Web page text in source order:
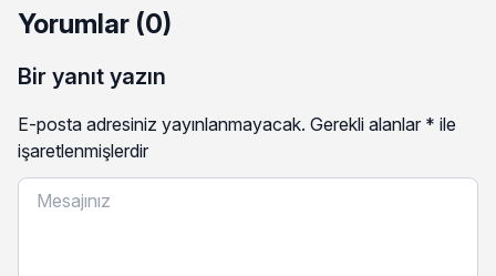
Yorumlar (0)
Bir yanıt yazın
E-posta adresiniz yayınlanmayacak. Gerekli alanlar * ile
işaretlenmişlerdir